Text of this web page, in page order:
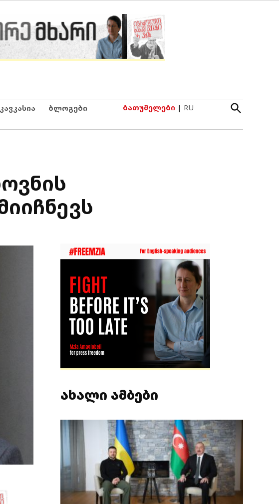
ბლოგები ბათუმელები | RU
Open
Search
ახალი ამბები